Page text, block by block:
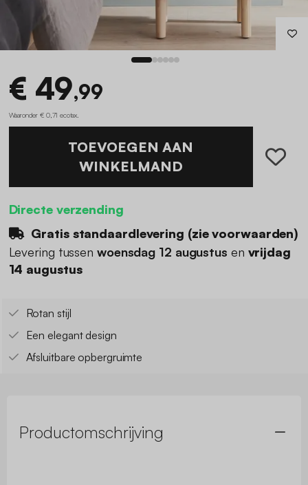
€ 49,99
Waaronder € 0,71 ecotax
TOEVOEGEN AAN
WINKELMAND
Directe verzending
Gratis standaardlevering (zie voorwaarden)
Levering tussen woensdag 12 augustus en vrijdag
14 augustus
Rotan stijl
Een elegant design
Afsluitbare opbergruimte
Productomschrijving